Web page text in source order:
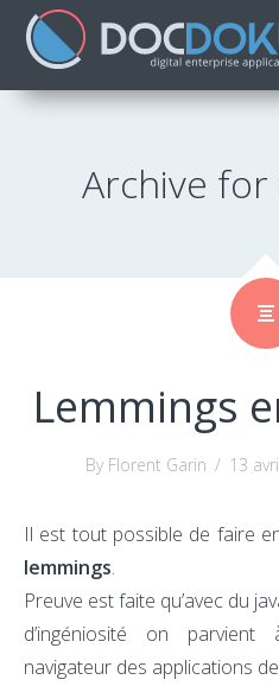
Archive for
Lemmings
By Florent Garin / 13
Il est tout possible de faire
lemmings.
Preuve est faite qu’avec du
d’ingéniosité on
navigateur des applications